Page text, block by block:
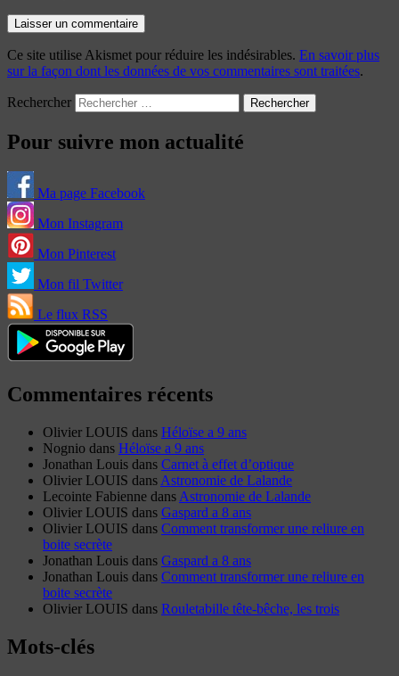
Ce site utilise Akismet pour réduire les indésirables. En savoir plus
sur la façon dont les données de vos commentaires sont traitées.
Rechercher
Pour suivre mon actualité
Ma page Facebook
Mon Instagram
Mon Pinterest
Mon fil Twitter
Le flux RSS
Commentaires récents
Olivier LOUIS dans Héloïse a 9 ans
Nognio dans Héloïse a 9 ans
Jonathan Louis dans Carnet à effet d’optique
Olivier LOUIS dans Astronomie de Lalande
Lecointe Fabienne dans Astronomie de Lalande
Olivier LOUIS dans Gaspard a 8 ans
Olivier LOUIS dans Comment transformer une reliure en
boite secrète
Jonathan Louis dans Gaspard a 8 ans
Jonathan Louis dans Comment transformer une reliure en
boite secrète
Olivier LOUIS dans Rouletabille tête-bêche, les trois
Mots-clés